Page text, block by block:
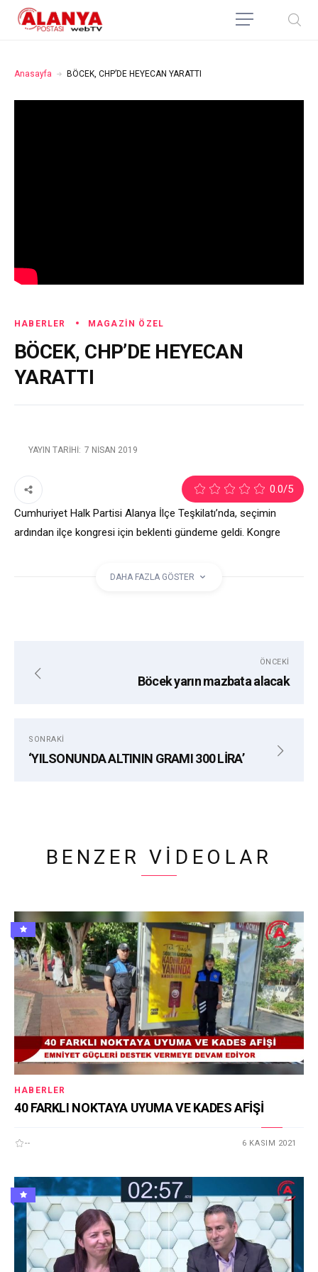
Anasayfa BÖCEK, CHP’DE HEYECAN YARATTI
HABERLER MAGAZIN ÖZEL
BÖCEK, CHP’DE HEYECAN
YARATTI
YAYIN TARIHI: 7 NISAN 2019
0.0/5
Cumhuriyet Halk Partisi Alanya İlçe Teşkilatı’nda, seçimin
ardından ilçe kongresi için beklenti gündeme geldi. Kongre
gündemde. Mevcut İlçe Başka Karadağ, kongre zamanı aday
DAHA FAZLA GÖSTER
ÖNCEKI
Böcek yarın mazbata alacak
SONRAKI
‘YILSONUNDA ALTININ GRAMI 300 LİRA’
BENZER VIDEOLAR
HABERLER
40 FARKLI NOKTAYA UYUMA VE KADES AFİŞİ
-- 6 KASIM 2021